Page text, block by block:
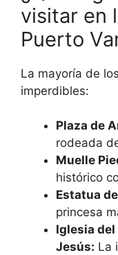
visitar en
Puerto
La mayoría de los
imperdibles:
Plaza de
rodeada
Muelle
histórico
Estatua
princesa
Iglesia del
Jesús: La